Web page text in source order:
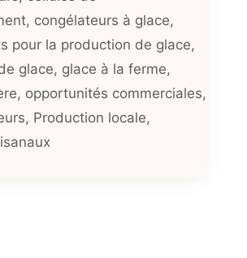
, congélateurs à glace,
pour la production de glace,
glace, glace à la ferme,
, opportunités commerciales,
, Production locale,